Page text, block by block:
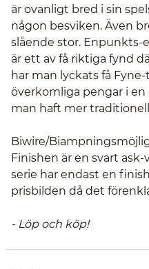
är ovanligt bred i sin
någon besviken. Även
slående stor.
är ett av få riktiga fynd
har man lyckats få
överkomliga pengar i en
man haft mer
Biwire/
Finishen är en svart
serie har endast en
prisbilden då det
- Löp och köp!